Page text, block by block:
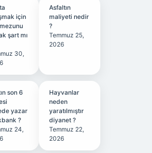
için
şart mı
30,
Asfaltın
maliyeti nedir
?
Temmuz 25,
2026
son 6
yazar
?
24,
Hayvanlar
neden
yaratılmıştır
diyanet ?
Temmuz 22,
2026